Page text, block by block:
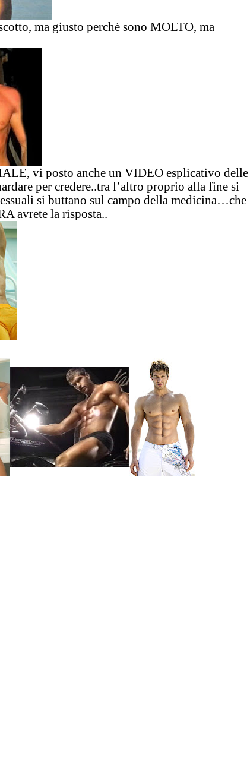
ma giusto perchè sono MOLTO, ma
, vi posto anche un VIDEO esplicativo delle
per credere..tra l’altro proprio alla fine si
si buttano sul campo della medicina…che
avrete la risposta..